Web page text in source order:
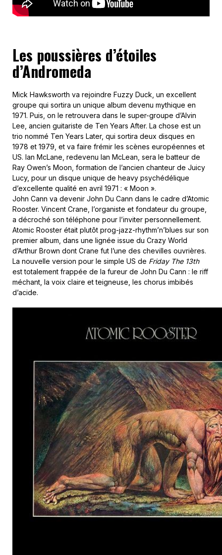
Les poussières d’étoiles
d’Andromeda
Mick Hawksworth va rejoindre Fuzzy Duck, un excellent
groupe qui sortira un unique album devenu mythique en
1971. Puis, on le retrouvera dans le super-groupe d’Alvin
Lee, ancien guitariste de Ten Years After. La chose est un
trio nommé Ten Years Later, qui sortira deux disques en
1978 et 1979, et va faire frémir les scènes européennes et
US. Ian McLane, redevenu Ian McLean, sera le batteur de
Ray Owen’s Moon, formation de l’ancien chanteur de Juicy
Lucy, pour un disque unique de heavy psychédélique
d’excellente qualité en avril 1971 : « Moon ».
John Cann va devenir John Du Cann dans le cadre d’Atomic
Rooster. Vincent Crane, l’organiste et fondateur du groupe,
a décroché son téléphone pour l’inviter personnellement.
Atomic Rooster était plutôt prog-jazz-rhythm’n’blues sur son
premier album, dans une lignée issue du Crazy World
d’Arthur Brown dont Crane fut l’une des chevilles ouvrières.
La nouvelle version pour le simple US de Friday The 13th
est totalement frappée de la fureur de John Du Cann : le riff
méchant, la voix claire et teigneuse, les chorus imbibés
d’acide.